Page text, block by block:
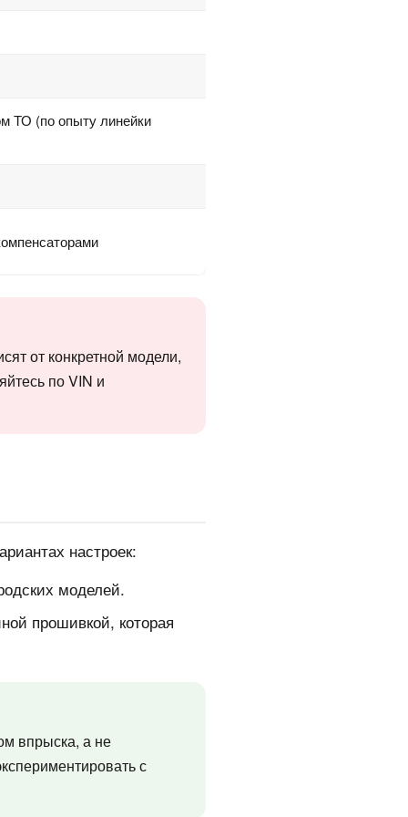
ТО (по опыту линейки
от конкретной модели,
по VIN и
настроек:
моделей.
прошивкой, которая
впрыска, а не
с